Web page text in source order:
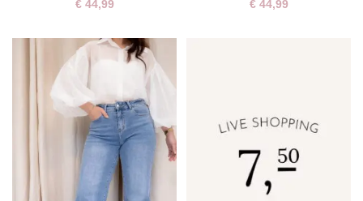
€44,99 €44,99